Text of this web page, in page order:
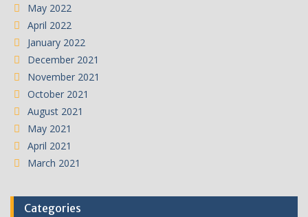
May 2022
April 2022
January 2022
December 2021
November 2021
October 2021
August 2021
May 2021
April 2021
March 2021
Categories